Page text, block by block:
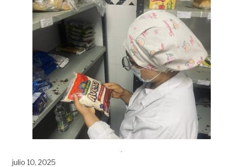
julio 10, 2025